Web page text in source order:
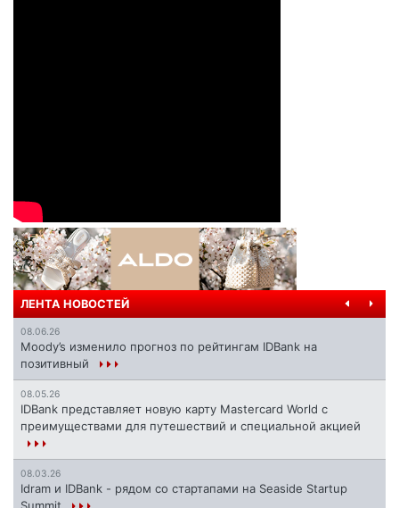
ЛЕНТА НОВОСТЕЙ
08.06.26
Moody’s изменило прогноз по рейтингам IDBank на
позитивный
08.05.26
IDBank представляет новую карту Mastercard World с
преимуществами для путешествий и специальной акцией
08.03.26
Idram и IDBank - рядом со стартапами на Seaside Startup